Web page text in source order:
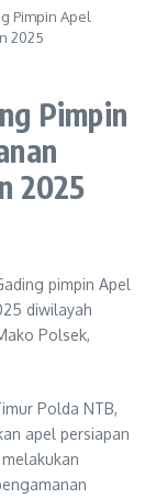
Pimpin Apel
2025
Pimpin
2025
pimpin Apel
diwilayah
Polsek,
Polda NTB,
apel persiapan